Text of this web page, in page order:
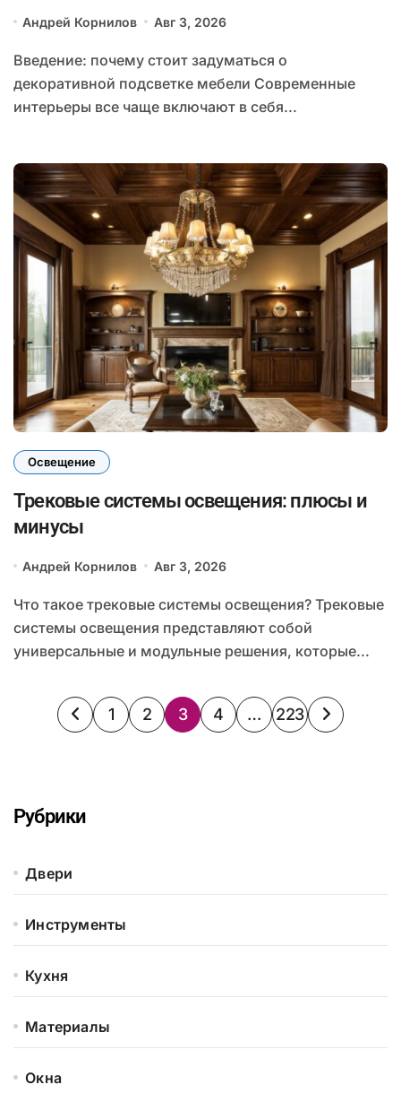
Андрей Корнилов Авг 3, 2026
Введение: почему стоит задуматься о
декоративной подсветке мебели Современные
интерьеры все чаще включают в себя...
Освещение
Трековые системы освещения: плюсы и
минусы
Андрей Корнилов Авг 3, 2026
Что такое трековые системы освещения? Трековые
системы освещения представляют собой
универсальные и модульные решения, которые...
Пагинация
1 2 3 4 … 223
Рубрики
Двери
Инструменты
Кухня
Материалы
Окна